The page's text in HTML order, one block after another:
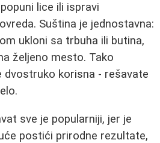
lice ili ispravi
Suština je jednostavna:
ukloni sa trbuha ili butina,
željeno mesto. Tako
dvostruko korisna - rešavate
sve je popularniji, jer je
postići prirodne rezultate,